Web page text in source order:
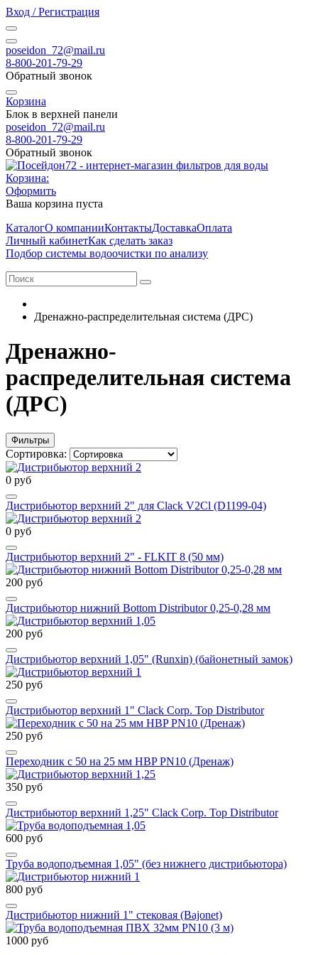
Вход / Регистрация
poseidon_72@mail.ru
8-800-201-79-29
Обратный звонок
Корзина
Блок в верхней панели
poseidon_72@mail.ru
8-800-201-79-29
Обратный звонок
Корзина:
Оформить
Ваша корзина пуста
КаталогО компанииКонтактыДоставкаОплата
Личный кабинетКак сделать заказ
Подбор системы водоочистки по анализу
Дренажно-распределительная система (ДРС)
Дренажно-
распределительная система
(ДРС)
Фильтры
Сортировка:
0 руб
Дистрибьютор верхний 2" для Clack V2Cl (D1199-04)
0 руб
Дистрибьютор верхний 2" - FLKIT 8 (50 мм)
200 руб
Дистрибьютор нижний Bottom Distributor 0,25-0,28 мм
200 руб
Дистрибьютор верхний 1,05" (Runxin) (байонетный замок)
250 руб
Дистрибьютор верхний 1" Clack Corp. Top Distributor
250 руб
Переходник с 50 на 25 мм HBP PN10 (Дренаж)
350 руб
Дистрибьютор верхний 1,25" Clack Corp. Top Distributor
600 руб
Труба водоподъемная 1,05" (без нижнего дистрибьютора)
800 руб
Дистрибьютор нижний 1" стековая (Bajonet)
1000 руб